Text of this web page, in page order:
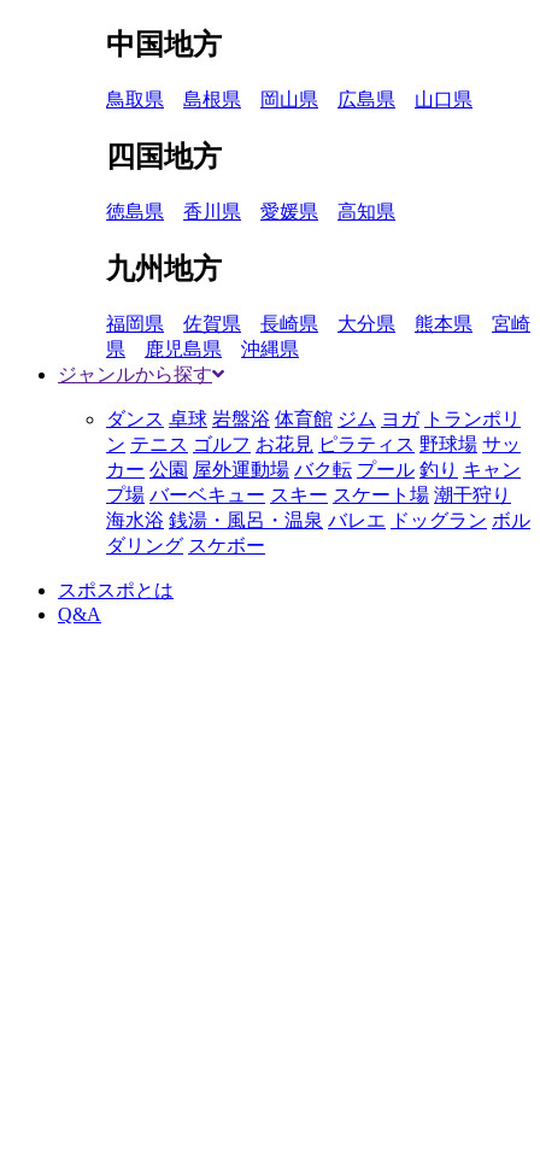
中国地方
鳥取県 島根県 岡山県 広島県 山口県
四国地方
徳島県 香川県 愛媛県 高知県
九州地方
福岡県 佐賀県 長崎県 大分県 熊本県
宮崎
県
鹿児島県
沖縄県
ジャンルから探す
ダンス 卓球 岩盤浴 体育館 ジム ヨガ トランポリ
ン テニス ゴルフ お花見 ピラティス 野球場 サッ
カー 公園 屋外運動場 バク転 プール 釣り キャン
プ場 バーベキュー スキー スケート場 潮干狩り
海水浴 銭湯・風呂・温泉 バレエ ドッグラン ボル
ダリング スケボー
スポスポとは
Q&A